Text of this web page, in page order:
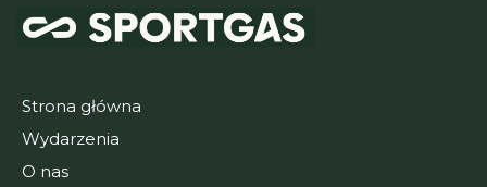
Strona główna
Wydarzenia
O nas